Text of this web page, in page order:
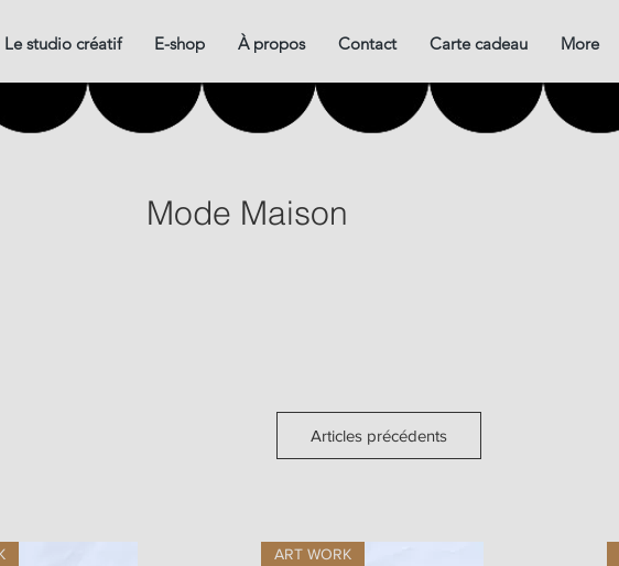
Le studio créatif E-shop À propos Contact Carte cadeau More
Mode Maison
Articles précédents
ART WORK